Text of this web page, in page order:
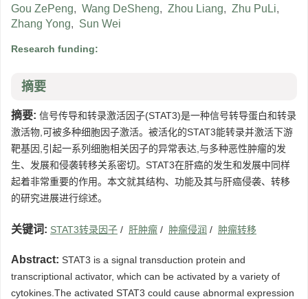
Gou ZePeng, Wang DeSheng, Zhou Liang, Zhu PuLi,
Zhang Yong, Sun Wei
Research funding:
摘要
摘要: 信号传导和转录激活因子(STAT3)是一种信号转导蛋白和转录
激活物,可被多种细胞因子激活。被活化的STAT3能转录并激活下游
靶基因,引起一系列细胞相关因子的异常表达,与多种恶性肿瘤的发
生、发展和侵袭转移关系密切。STAT3在肝癌的发生和发展中同样
起着非常重要的作用。本文就其结构、功能及其与肝癌侵袭、转移
的研究进展进行综述。
关键词: STAT3转录因子 / 肝肿瘤 / 肿瘤侵润 / 肿瘤转移
Abstract: STAT3 is a signal transduction protein and
transcriptional activator, which can be activated by a variety of
cytokines.The activated STAT3 could cause abnormal expression